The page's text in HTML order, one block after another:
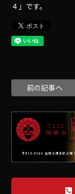
４」です。
前の記事へ